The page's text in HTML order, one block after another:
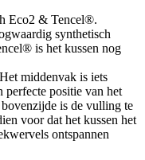
Eco2 & Tencel®.
synthetisch
is het kussen nog
middenvak is iets
perfecte positie van het
is de vulling te
voor dat het kussen het
ontspannen